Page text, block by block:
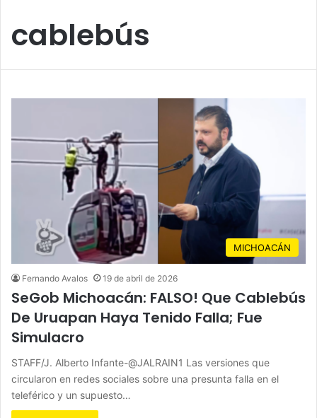
cablebús
MICHOACÁN
Fernando Avalos 19 de abril de 2026
SeGob Michoacán: FALSO! Que Cablebús
De Uruapan Haya Tenido Falla; Fue
Simulacro
STAFF/J. Alberto Infante-@JALRAIN1 Las versiones que
circularon en redes sociales sobre una presunta falla en el
teleférico y un supuesto…